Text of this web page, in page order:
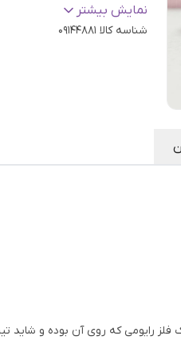
سایز:دلخواه
نمایش بیشتر
شناسه کالا 09144881
رایومی که روی آن بوده و شاید